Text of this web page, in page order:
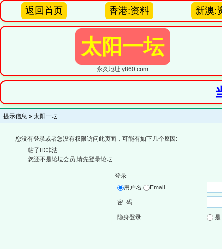
返回首页 香港:资料 新澳:
太阳一坛
永久地址:y860.com
提示信息 » 太阳一坛
您没有登录或者您没有权限访问此页面，可能有如下几个原因:
帖子ID非法
您还不是论坛会员,请先登录论坛
登录
用户名
Email
密 码
隐身登录